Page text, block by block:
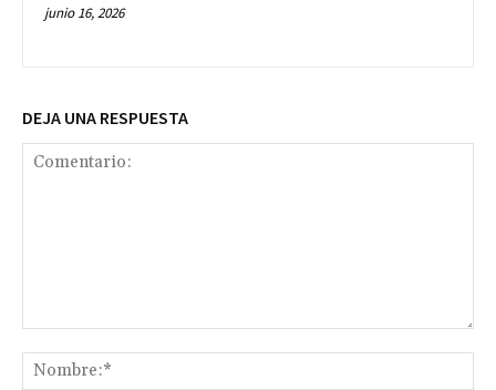
junio 16, 2026
DEJA UNA RESPUESTA